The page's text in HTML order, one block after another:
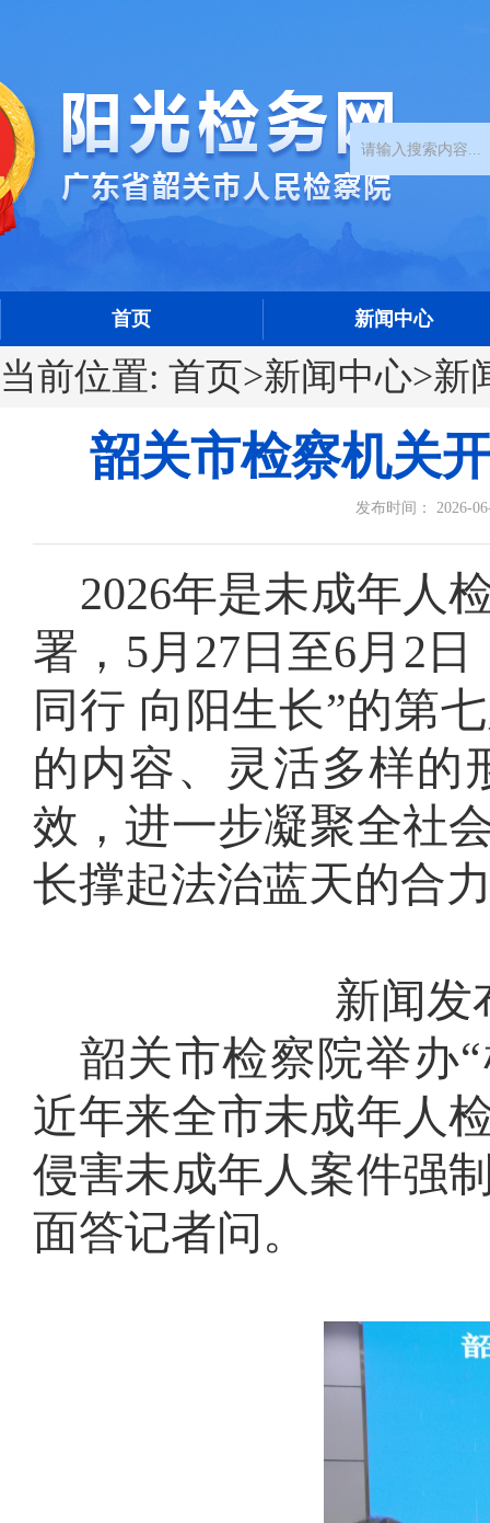
首页 新闻中心
当前位置: 首页>新闻中心>新
韶关市检察机关
发布时间： 2026-
2026年是未成年人
署，5月27日至6月2
同行 向阳生长”的第
的内容、灵活多样的
效，进一步凝聚全社
长撑起法治蓝天的合
新闻发
韶关市检察院举办
近年来全市未成年人
侵害未成年人案件强
面答记者问。